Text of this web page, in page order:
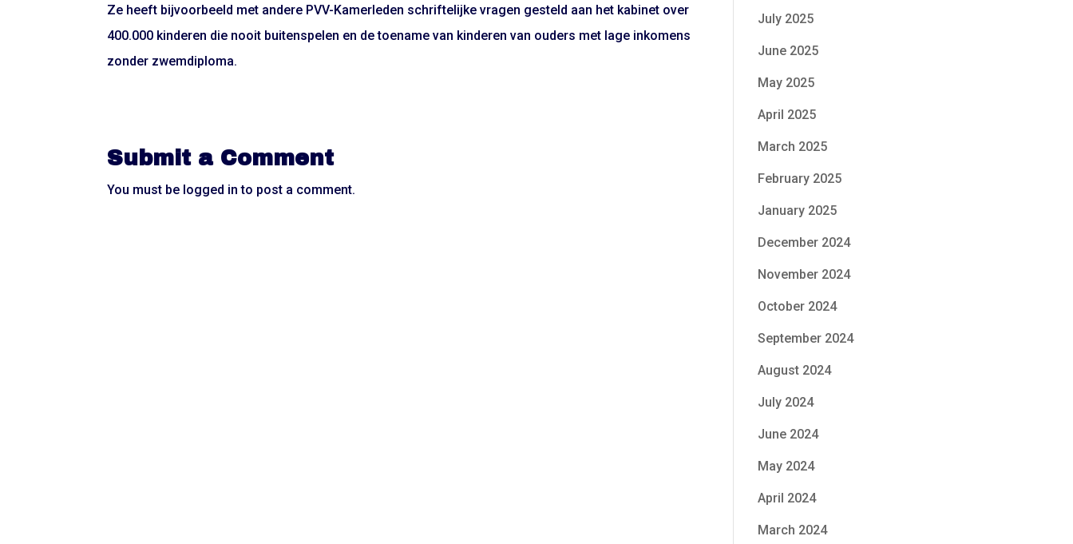
Ze heeft bijvoorbeeld met andere PVV-Kamerleden schriftelijke vragen gesteld aan het kabinet over
400.000 kinderen die nooit buitenspelen en de toename van kinderen van ouders met lage inkomens
zonder zwemdiploma.
Submit a Comment
You must be logged in to post a comment.
July 2025
June 2025
May 2025
April 2025
March 2025
February 2025
January 2025
December 2024
November 2024
October 2024
September 2024
August 2024
July 2024
June 2024
May 2024
April 2024
March 2024